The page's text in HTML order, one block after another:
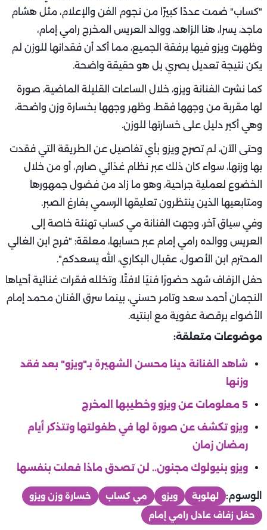
"كساب" ضمت عددًا كبيرًا من نجوم الفن والإعلام، مثل هشام
ماجد، يسرا، هنا الزاهد، ووالد العريس المخرج رامي إمام،
وظهرت ويزو فيها برفقة الجميع، مما أكد أن فقدانها للوزن لم
يكن نتيجة تعديل بصري بل هو حقيقة واضحة.
كما نشرت الفنانة ويزو، خلال الساعات القليلة الماضية، صورة
لها مقربة من وجهها فقط، وظهر وجهها بخسارة وزن واضحة،
وهي أكبر دليل على خسارتها للوزن.
وحتى الآن، لم تصرح ويزو بأي تفاصيل عن الطريقة التي فقدت
بها وزنها، سواء كان ذلك عبر نظام غذائي صارم، أو من خلال
الخضوع لعملية جراحية، وهو ما زاد من فضول جمهورها
ومتابعيها الذين ينتظرون تعليقها الرسمي بفارغ الصبر.
وفي سياق آخر، وجهت الفنانة مي كساب تهنئة خاصة إلى
العريس ووالده رامي إمام عبر حسابها، معلقة: "فرح ابن الغالي
المحترم ابن الأصول، عقبال البكاري، الله يسعدكم".
حفل الزفاف شهد حضورًا فنيًا لافتًا، وتخلله فقرات غنائية أحياها
النجمان أحمد سعد وتامر حسني، بينما سرق الفنان محمد إمام
الأضواء برقصة عفوية مع ابنتيه.
موضوعات متعلقة:
شاهد الفنانة دينا محسن الشهيرة بـ"ويزو" بعد فقد
وزنها
5 معلومات عن ويزو وخطيبها المخرج
ويزو تكشف عن صورة لها في طفولتها وتتذكر أيام
رمضان زمان
ويزو بنيولوك مجنون.. لن تصدق ماذا فعلت بنفسها
الوسوم: لهلوبة ويزو مي كساب
خسارة وزن ويزو
حفل زفاف عادل رامي إمام